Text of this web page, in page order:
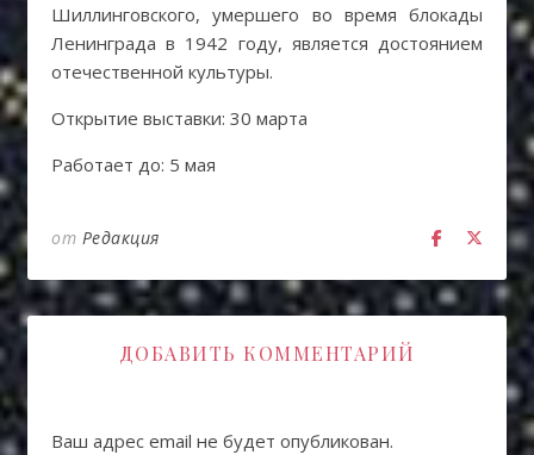
Шиллинговского, умершего во время блокады
Ленинграда в 1942 году, является достоянием
отечественной культуры.
Открытие выставки: 30 марта
Работает до: 5 мая
от Редакция
ДОБАВИТЬ КОММЕНТАРИЙ
Ваш адрес email не будет опубликован.